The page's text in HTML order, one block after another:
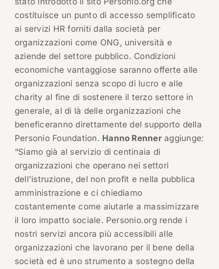
costituisce un punto di accesso semplificato
ai servizi HR forniti dalla società per
organizzazioni come ONG, università e
aziende del settore pubblico. Condizioni
economiche vantaggiose saranno offerte alle
organizzazioni senza scopo di lucro e alle
charity al fine di sostenere il terzo settore in
generale, al di là delle organizzazioni che
beneficeranno direttamente del supporto della
Personio Foundation. Hanno Renneraggiunge:
“Siamo già al servizio di centinaia di
organizzazioni che operano nei settori
dell'istruzione, del non profit e nella pubblica
amministrazione e ci chiediamo
costantemente come aiutarle a massimizzare
il loro impatto sociale. Personio.org rende i
nostri servizi ancora più accessibili alle
organizzazioni che lavorano per il bene della
società ed è uno strumento a sostegno della